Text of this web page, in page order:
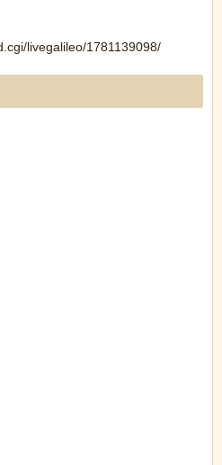
livegalileo/1781139098/